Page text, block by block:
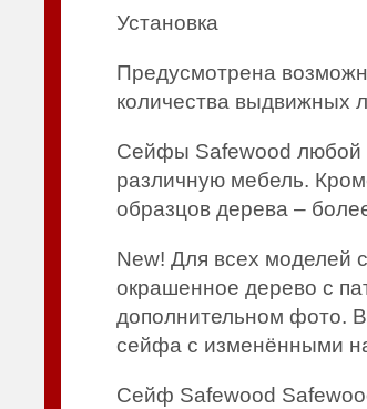
Установка
Предусмотрена
количества выдвижных
Сейфы Safewood любой
различную мебель.
образцов дерева –
New! Для всех моделей
окрашенное дерево с
дополнительном фото.
сейфа с изменёнными
Сейф Safewood